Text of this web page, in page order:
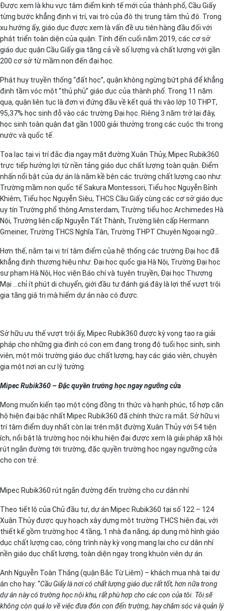
Được xem là khu vực tâm điểm kinh tế mới của thành phố, Cầu Giấy
từng bước khẳng định vị trí, vai trò của đô thị trung tâm thủ đô. Trong
xu hướng ấy, giáo dục được xem là vấn đề ưu tiên hàng đầu đối với
phát triển toàn diện của quận. Tính đến cuối năm 2019, các cơ sở
giáo dục quận Cầu Giấy gia tăng cả về số lượng và chất lượng với gần
200 cơ sở từ mầm non đến đại học.
Phát huy truyền thống “đất học”, quận không ngừng bứt phá để khẳng
định tầm vóc một “thủ phủ” giáo dục của thành phố. Trong 11 năm
qua, quận liên tục là đơn vị đứng đầu về kết quả thi vào lớp 10 THPT,
95,37% học sinh đỗ vào các trường Đại học. Riêng 3 năm trở lại đây,
học sinh toàn quận đạt gần 1000 giải thưởng trong các cuộc thi trong
nước và quốc tế.
Tọa lạc tại vị trí đắc địa ngay mặt đường Xuân Thủy, Mipec Rubik360
trực tiếp hưởng lợi từ nền tảng giáo dục chất lượng toàn quận. Điểm
nhấn nổi bật của dự án là nằm kề bên các trường chất lượng cao như:
Trường mầm non quốc tế Sakura Montessori, Tiểu học Nguyễn Bỉnh
Khiêm, Tiểu học Nguyễn Siêu, THCS Cầu Giấy cùng các cơ sở giáo dục
uy tín Trường phổ thông Amsterdam, Trường tiểu học Archimedes Hà
Nội, Trường liên cấp Nguyễn Tất Thành, Trường liên cấp Hermann
Gmeiner, Trường THCS Nghĩa Tân, Trường THPT Chuyên Ngoại ngữ…
Hơn thế, nằm tại vị trí tâm điểm của hệ thống các trường Đại học đã
khẳng định thương hiệu như: Đại học quốc gia Hà Nội, Trường Đại học
sư phạm Hà Nội, Học viện Báo chí và tuyên truyền, Đại học Thương
Mại …chỉ ít phút di chuyển, giới đầu tư đánh giá đây là lợi thế vượt trội
gia tăng giá trị mà hiếm dự án nào có được.
Sở hữu ưu thế vượt trội ấy, Mipec Rubik360 được kỳ vọng tạo ra giải
pháp cho những gia đình có con em đang trong độ tuổi học sinh, sinh
viên, một môi trường giáo dục chất lượng, hay các giáo viên, chuyên
gia một nơi an cư lý tưởng.
Mipec Rubik360 – Đặc quyền trường học ngay ngưỡng cửa
Mong muốn kiến tạo một cộng đồng tri thức và hạnh phúc, tổ hợp căn
hộ hiện đại bậc nhất Mipec Rubik360 đã chính thức ra mắt. Sở hữu vị
trí tâm điểm duy nhất còn lại trên mặt đường Xuân Thủy với 54 tiện
ích, nổi bật là trường học nội khu hiện đại được xem là giải pháp xã hội
rút ngắn đường tới trường, đặc quyền trường học ngay ngưỡng cửa
cho con trẻ.
Mipec Rubik360 rút ngắn đường đến trường cho cư dân nhí
Theo tiết lộ của Chủ đầu tư, dự án Mipec Rubik360 tại số 122 – 124
Xuân Thủy được quy hoạch xây dựng một trường THCS hiện đại, với
thiết kế gồm trường học 4 tầng, 1 nhà đa năng, áp dụng mô hình giáo
dục chất lượng cao, công trình này kỳ vọng mang lại cho cư dân nhí
nền giáo dục chất lượng, toàn diện ngay trong khuôn viên dự án.
Anh Nguyễn Toàn Thắng (quận Bắc Từ Liêm) – khách mua nhà tại dự
án cho hay: “Cầu Giấy là nơi có chất lượng giáo dục rất tốt, hơn nữa trong
dự án này có trường học nội khu, rất phù hợp cho các con của tôi. Tôi sẽ
không còn quá lo về việc đưa đón con đến trường, hay chăm sóc và quản lý